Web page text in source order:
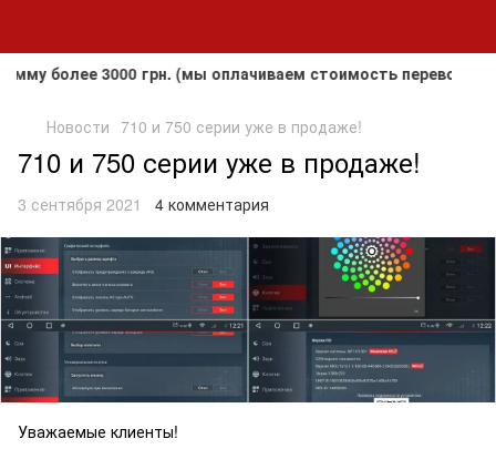
3000 грн. (мы оплачиваем стоимость перевозки
Новости 710 и 750 серии уже в продаже!
710 и 750 серии уже в продаже!
3 сентября 2021 4 комментария
Уважаемые клиенты!